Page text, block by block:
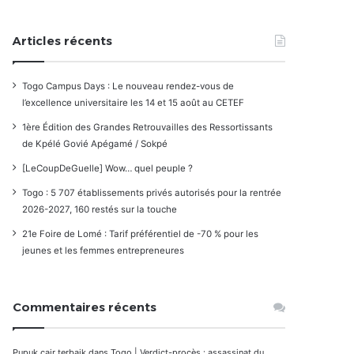
Articles récents
Togo Campus Days : Le nouveau rendez-vous de
l’excellence universitaire les 14 et 15 août au CETEF
1ère Édition des Grandes Retrouvailles des Ressortissants
de Kpélé Govié Apégamé / Sokpé
[LeCoupDeGuelle] Wow… quel peuple ?
Togo : 5 707 établissements privés autorisés pour la rentrée
2026-2027, 160 restés sur la touche
21e Foire de Lomé : Tarif préférentiel de -70 % pour les
jeunes et les femmes entrepreneures
Commentaires récents